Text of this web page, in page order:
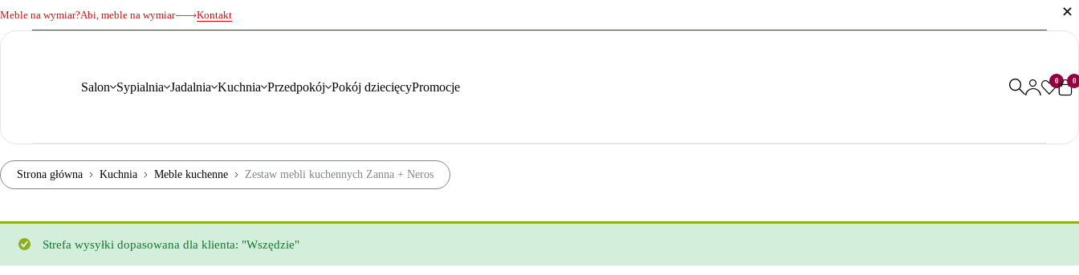
Meble na wymiar?Abi, meble na wymiar Kontakt
Salon Sypialnia Jadalnia Kuchnia Przedpokój Pokój dziecięcyPromocje 0 0
Strona główna Kuchnia Meble kuchenne Zestaw mebli kuchennych Zanna + Neros
Strefa wysyłki dopasowana dla klienta: "Wszędzie"